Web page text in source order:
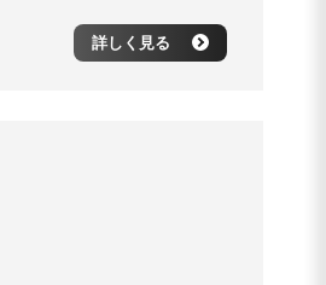
詳しく見る